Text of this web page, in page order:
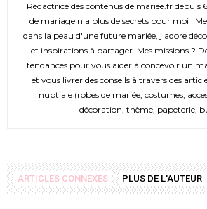
Rédactrice des contenus de mariee.fr depuis
de mariage n'a plus de secrets pour moi !
dans la peau d'une future mariée, j'adore
et inspirations à partager. Mes missions ?
tendances pour vous aider à concevoir un
et vous livrer des conseils à travers des
nuptiale (robes de mariée, costumes,
décoration, thème, papeterie,
ARTICLES CONNEXES PLUS DE L'AUTEUR